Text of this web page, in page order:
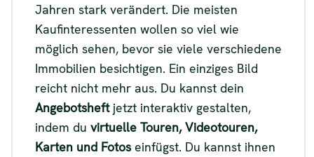
Jahren stark verändert. Die meisten
Kaufinteressenten wollen so viel wie
möglich sehen, bevor sie viele verschiedene
Immobilien besichtigen. Ein einziges Bild
reicht nicht mehr aus. Du kannst dein
Angebotsheftjetzt interaktiv gestalten,
indem du virtuelle Touren, Videotouren,
Karten und Fotos einfügst. Du kannst ihnen